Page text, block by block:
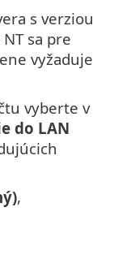
s verziou
sa pre
vyžaduje
vyberte v
do LAN
,